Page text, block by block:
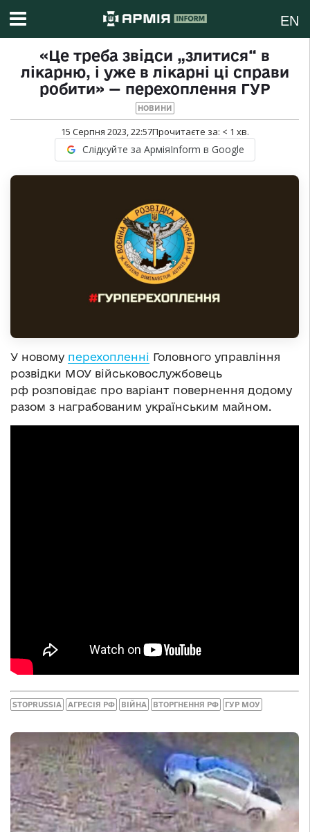
EN
«Це треба звідси „злитися“ в
лікарню, і уже в лікарні ці справи
робити» — перехоплення ГУР
НОВИНИ
15 Серпня 2023, 22:57Прочитаєте за: < 1 хв.
Слідкуйте за АрміяInform в Google
У новому перехопленні Головного управління
розвідки МОУ військовослужбовець
рф розповідає про варіант повернення додому
разом з награбованим українським майном.
STOPRUSSIA АГРЕСІЯ РФ ВІЙНА ВТОРГНЕННЯ РФ ГУР МОУ